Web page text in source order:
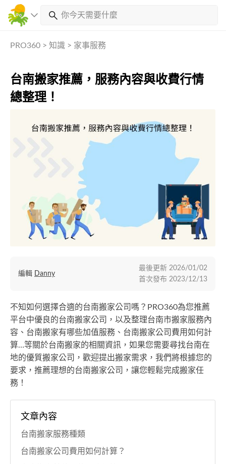
PRO360 > 知識 > 家事服務
台南搬家推薦，服務內容與收費行情
總整理！
不知如何選擇合適的台南搬家公司嗎？PRO360為您推薦
平台中優良的台南搬家公司，以及整理台南市搬家服務內
容、台南搬家有哪些加值服務、台南搬家公司費用如何計
算…等關於台南搬家的相關資訊，如果您需要尋找台南在
地的優質搬家公司，歡迎提出搬家需求，我們將根據您的
要求，推薦理想的台南搬家公司，讓您輕鬆完成搬家任
務！
編輯 Danny
最後更新 2026/01/02
首次發布 2023/12/13
文章內容
台南搬家服務種類
台南搬家公司費用如何計算？